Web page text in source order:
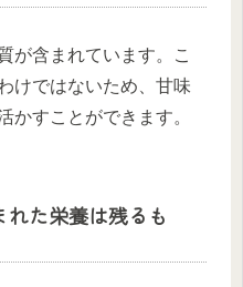
が含まれています。こ
けではないため、甘味
かすことができます。
た栄養は残るも